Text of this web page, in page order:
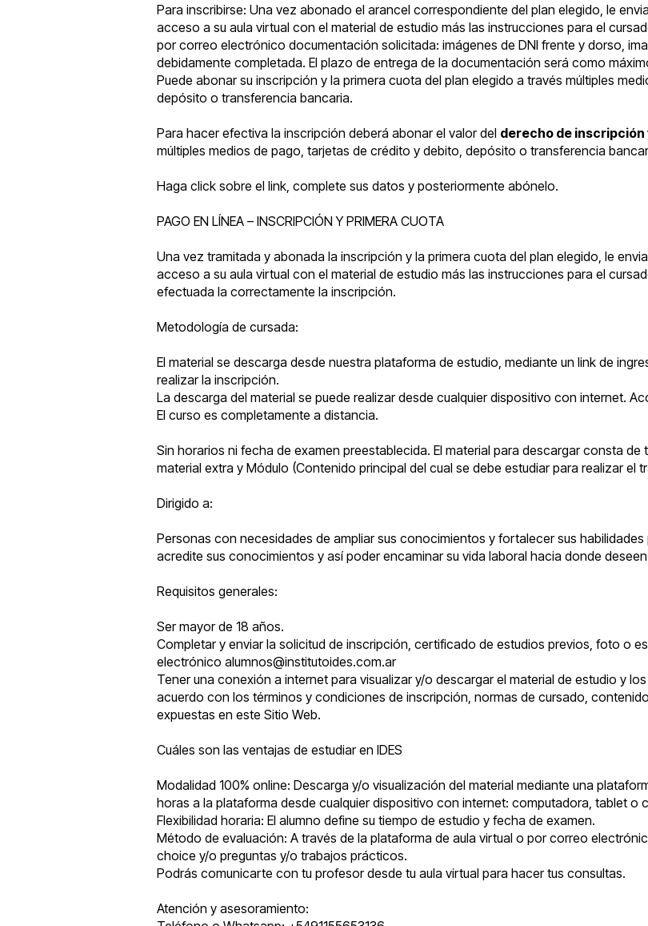
Para inscribirse: Una vez abonado el arancel correspondiente del plan elegido, le
acceso a su aula virtual con el material de estudio más las instrucciones para el
por correo electrónico documentación solicitada: imágenes de DNI frente y dorso,
debidamente completada. El plazo de entrega de la documentación será como
Puede abonar su inscripción y la primera cuota del plan elegido a través múltiples
depósito o transferencia bancaria.
Para hacer efectiva la inscripción deberá abonar el valor del derecho de inscripción
múltiples medios de pago, tarjetas de crédito y debito, depósito o transferencia
Haga click sobre el link, complete sus datos y posteriormente abónelo.
PAGO EN LÍNEA – INSCRIPCIÓN Y PRIMERA CUOTA
Una vez tramitada y abonada la inscripción y la primera cuota del plan elegido, le
acceso a su aula virtual con el material de estudio más las instrucciones para el
efectuada la correctamente la inscripción.
Metodología de cursada:
El material se descarga desde nuestra plataforma de estudio, mediante un link de
realizar la inscripción.
La descarga del material se puede realizar desde cualquier dispositivo con internet.
El curso es completamente a distancia.
Sin horarios ni fecha de examen preestablecida. El material para descargar consta
material extra y Módulo (Contenido principal del cual se debe estudiar para realizar el
Dirigido a:
Personas con necesidades de ampliar sus conocimientos y fortalecer sus
acredite sus conocimientos y así poder encaminar su vida laboral hacia donde
Requisitos generales:
Ser mayor de 18 años.
Completar y enviar la solicitud de inscripción, certificado de estudios previos, foto o
electrónico alumnos@institutoides.com.ar
Tener una conexión a internet para visualizar y/o descargar el material de estudio y
acuerdo con los términos y condiciones de inscripción, normas de cursado,
expuestas en este Sitio Web.
Cuáles son las ventajas de estudiar en IDES
Modalidad 100% online: Descarga y/o visualización del material mediante una
horas a la plataforma desde cualquier dispositivo con internet: computadora, tablet o
Flexibilidad horaria: El alumno define su tiempo de estudio y fecha de examen.
Método de evaluación: A través de la plataforma de aula virtual o por correo
choice y/o preguntas y/o trabajos prácticos.
Podrás comunicarte con tu profesor desde tu aula virtual para hacer tus consultas.
Atención y asesoramiento: